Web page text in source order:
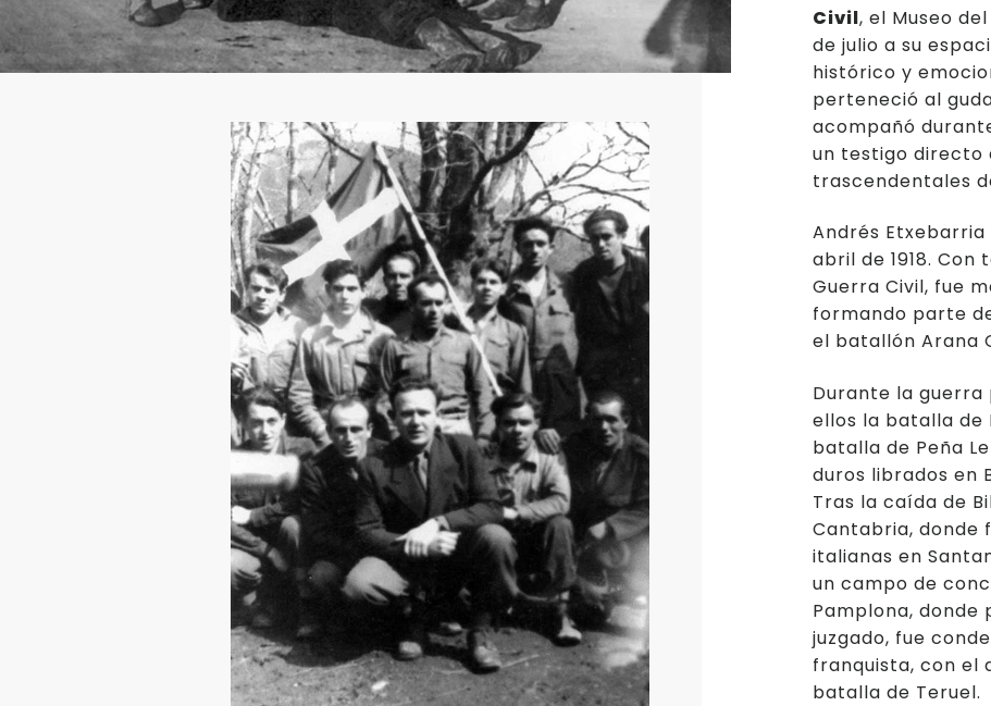
Civil, el Museo
de julio a su
histórico y
perteneció al
acompañó
un testigo directo
trascendentales
Andrés
abril de 1918.
Guerra Civil, fue
formando parte
el batallón Arana
Durante la
ellos la batalla de
batalla de Peña
duros librados en
Tras la caída de
Cantabria, donde
italianas en
un campo de
Pamplona, donde
juzgado, fue
franquista, con el
batalla de Teruel.